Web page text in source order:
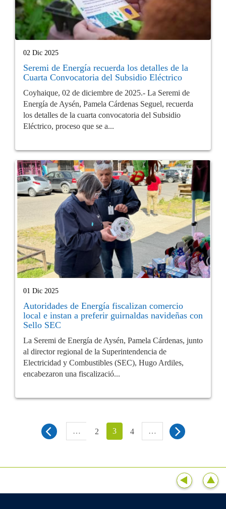
02 Dic 2025
Seremi de Energía recuerda los detalles de la
Cuarta Convocatoria del Subsidio Eléctrico
Coyhaique, 02 de diciembre de 2025.- La Seremi de
Energía de Aysén, Pamela Cárdenas Seguel, recuerda
los detalles de la cuarta convocatoria del Subsidio
Eléctrico, proceso que se a...
01 Dic 2025
Autoridades de Energía fiscalizan comercio
local e instan a preferir guirnaldas navideñas con
Sello SEC
La Seremi de Energía de Aysén, Pamela Cárdenas, junto
al director regional de la Superintendencia de
Electricidad y Combustibles (SEC), Hugo Ardiles,
encabezaron una fiscalizació...
… 2 3 4 …